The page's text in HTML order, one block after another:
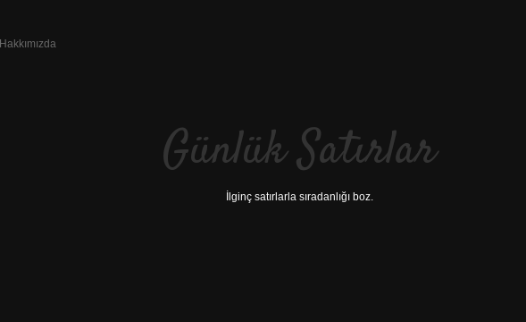
Hakkımızda
Günlük Satırlar
İlginç satırlarla sıradanlığı boz.